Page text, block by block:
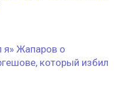
я» Жапаров о
который избил